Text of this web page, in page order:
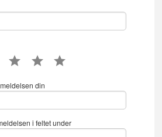
3 star 4 star 5 star
din
i feltet under